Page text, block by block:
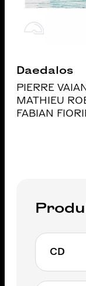
Daedalos
PIERRE
MATHIEU
FABIAN
CD